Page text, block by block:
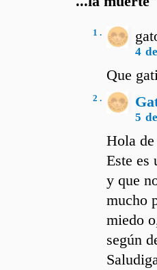
1 .
4
Que
2 .
5
Hola
Este es
y que
mucho
miedo
según